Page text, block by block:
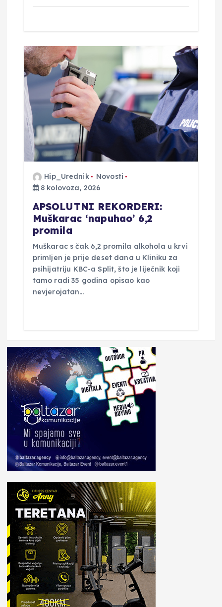
Hip_Urednik
Novosti
8 kolovoza, 2026
APSOLUTNI REKORDERI:
Muškarac ‘napuhao’ 6,2
promila
Muškarac s čak 6,2 promila alkohola u krvi
primljen je prije deset dana u Kliniku za
psihijatriju KBC-a Split, što je liječnik koji
tamo radi 35 godina opisao kao
nevjerojatan…